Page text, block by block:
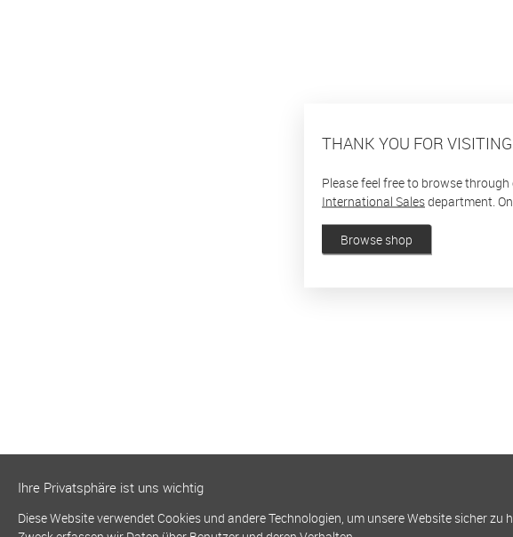
THANK YOU FOR
Please feel free to browse
International Salesdepartment.
Browse shop
Ihre Privatsphäre ist uns wichtig
Diese Website verwendet Cookies und andere Technologien, um unsere Website sicher